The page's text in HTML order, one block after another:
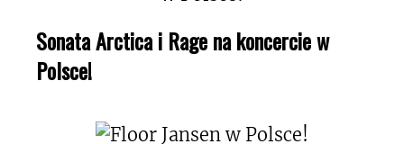
Sonata Arctica i Rage na koncercie w
Polsce!